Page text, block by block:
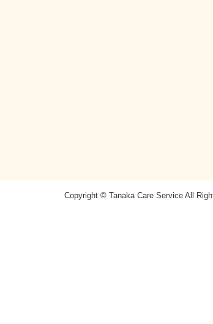
Copyright © Tanaka Care Service All